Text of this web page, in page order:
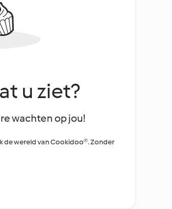
u ziet?
wachten op jou!
de wereld van Cookidoo®. Zonder